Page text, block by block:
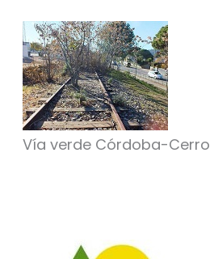
Vía verde Córdoba-Cerro